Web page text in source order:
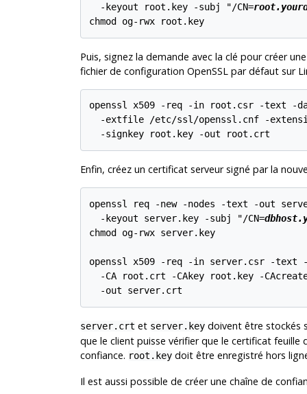
  -keyout root.key -subj "/CN=
Puis, signez la demande avec la clé pour créer
fichier de configuration OpenSSL par défaut sur
openssl x509 -req -in root.csr -text -
-extfile /etc/ssl/openssl.cnf -
Enfin, créez un certificat serveur signé par la
openssl req -new -nodes -text -out
  -keyout server.key -subj "/CN=
chmod og-rwx server.key
openssl x509 -req -in server.csr -text
-CA root.crt -CAkey root.key -
server.crt et server.keydoivent être stockés
que le client puisse vérifier que le certificat
confiance. root.keydoit être enregistré hors
Il est aussi possible de créer une chaîne de